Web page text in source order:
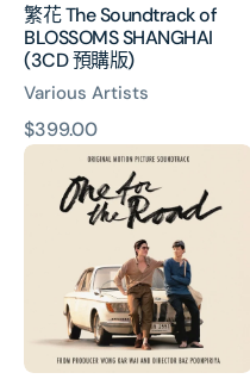
版)
繁花 The Soundtrack of
BLOSSOMS SHANGHAI
(3CD 預購版)
Various Artists
原
價
$399.00
One
路
(WKW